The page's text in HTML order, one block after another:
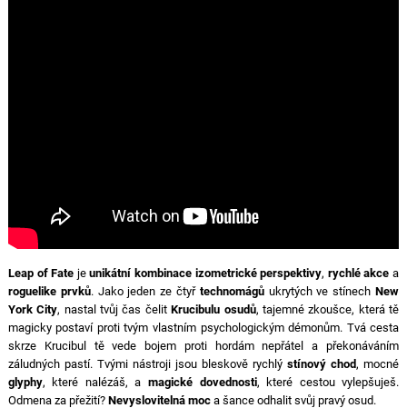
Leap of Fate jeunikátní kombinace izometrické perspektivy, rychlé akce a
roguelike prvků. Jako jeden ze čtyř technomágůukrytých ve stínechNew
York City, nastal tvůj čas čelitKrucibulu osudů, tajemné zkoušce, která tě
magicky postaví proti tvým vlastním psychologickým démonům. Tvá cesta
skrze Krucibul tě vede bojem proti hordám nepřátel a překonáváním
záludných pastí. Tvými nástroji jsou bleskově rychlýstínový chod, mocné
glyphy, které nalézáš, a magické dovednosti, které cestou vylepšuješ.
Odmena za přežití? Nevyslovitelná moca šance odhalit svůj pravý osud.